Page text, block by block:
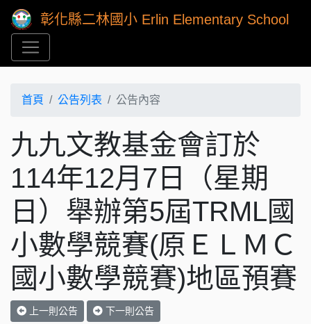
彰化縣二林國小 Erlin Elementary School
首頁 公告列表 公告內容
九九文教基金會訂於
114年12月7日（星期
日）舉辦第5屆TRML國
小數學競賽(原ＥＬＭＣ
國小數學競賽)地區預賽
上一則公告 下一則公告